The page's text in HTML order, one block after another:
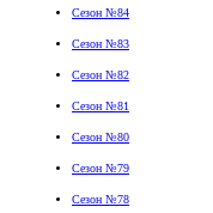
Сезон №84
Сезон №83
Сезон №82
Сезон №81
Сезон №80
Сезон №79
Сезон №78